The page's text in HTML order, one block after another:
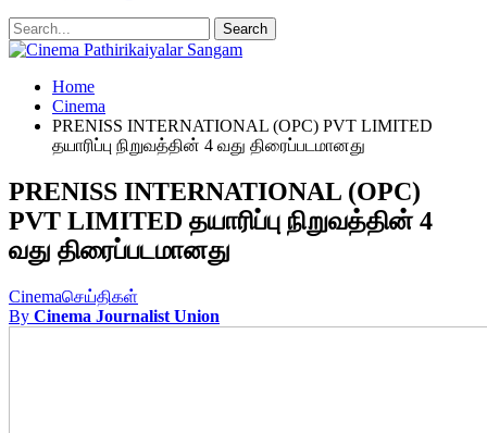
Home
Cinema
PRENISS INTERNATIONAL (OPC) PVT LIMITED
தயாரிப்பு நிறுவத்தின் 4 வது திரைப்படமானது
PRENISS INTERNATIONAL (OPC)
PVT LIMITED தயாரிப்பு நிறுவத்தின் 4
வது திரைப்படமானது
Cinemaசெய்திகள்
By Cinema Journalist Union